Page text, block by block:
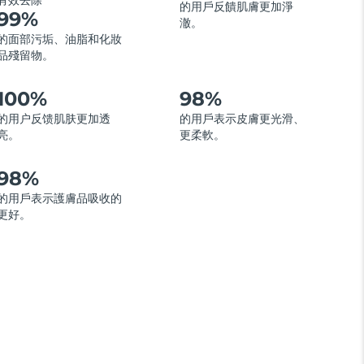
面部污垢、油脂和化妝
殘留物。
的用戶反饋肌膚更加淨
澈。
用户反馈肌肤更加透
。
98%
的用戶表示皮膚更光滑、
更柔軟。
用戶表示護膚品吸收的
好。